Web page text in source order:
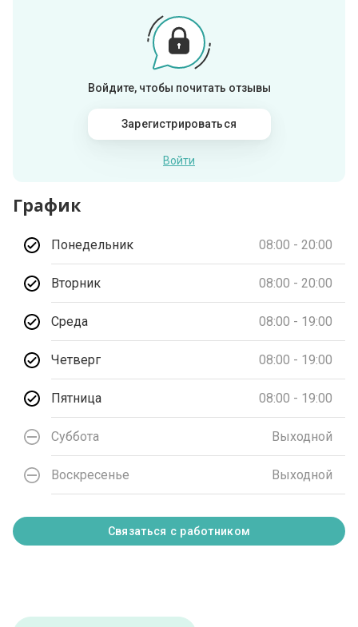
Войдите, чтобы почитать отзывы
Зарегистрироваться
Войти
График
Понедельник 08:00 - 20:00
Вторник 08:00 - 20:00
Среда 08:00 - 19:00
Четверг 08:00 - 19:00
Пятница 08:00 - 19:00
Суббота Выходной
Воскресенье Выходной
Связаться с работником